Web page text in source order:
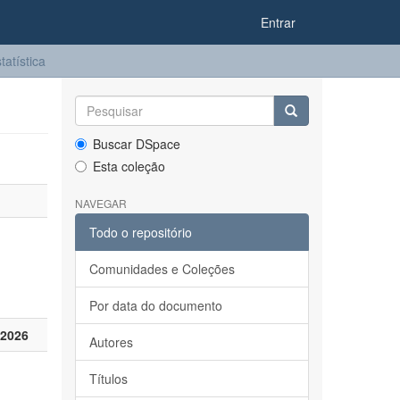
Entrar
Buscar DSpace
Esta coleção
NAVEGAR
Todo o repositório
Comunidades e Coleções
Por data do documento
Autores
Títulos